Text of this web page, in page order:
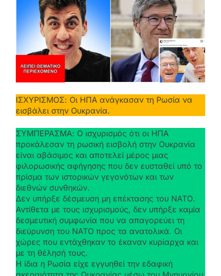
ΙΣΧΥΡΙΣΜΟΣ: Οι ΗΠΑ ανάγκασαν τη Ρωσία να
εισβάλει στην Ουκρανία.
ΣΥΜΠΕΡΑΣΜΑ: Ο ισχυρισμός ότι οι ΗΠΑ
προκάλεσαν τη ρωσική εισβολή στην Ουκρανία
είναι αβάσιμος και αποτελεί μέρος μιας
φιλορωσικής αφήγησης που δεν ευσταθεί υπό το
πρίσμα των ιστορικών γεγονότων και των
διεθνών συνθηκών.
Δεν υπήρξε δέσμευση μη επέκτασης του ΝΑΤΟ.
Αντίθετα με τους ισχυρισμούς, δεν υπήρξε καμία
δεσμευτική συμφωνία που να απαγορεύει τη
διεύρυνση του ΝΑΤΟ προς τα ανατολικά. Οι
χώρες που εντάχθηκαν το έκαναν κυρίαρχα και
με τη θέλησή τους.
Η ίδια η Ρωσία είχε εγγυηθεί την εδαφική